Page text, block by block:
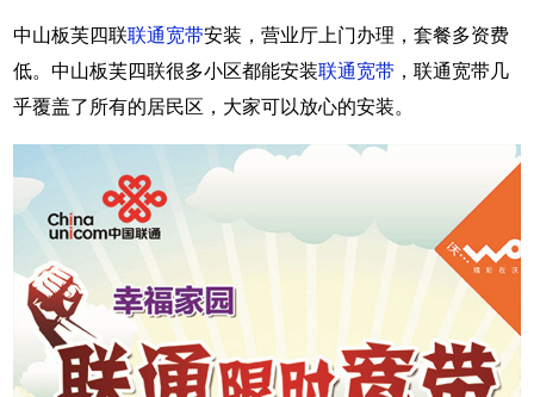
中山板芙四联联通宽带安装，营业厅上门办理，套餐多资费
低。中山板芙四联很多小区都能安装联通宽带 ，联通宽带几
乎覆盖了所有的居民区，大家可以放心的安装。